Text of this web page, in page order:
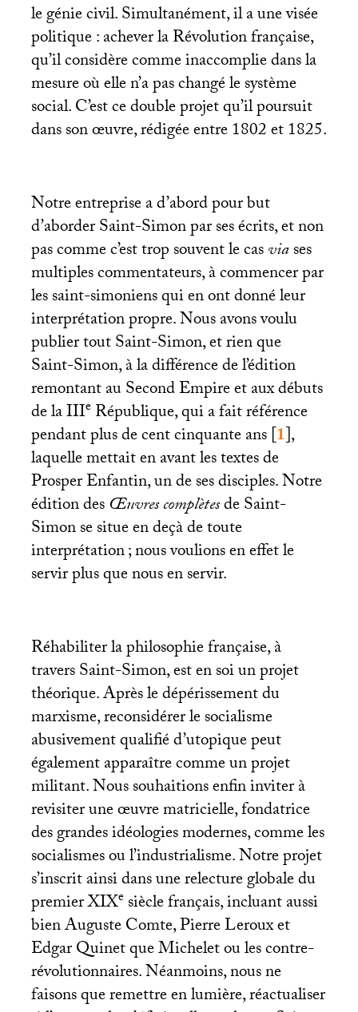
le génie civil. Simultanément, il a une visée
politique : achever la Révolution française,
qu’il considère comme inaccomplie dans la
mesure où elle n’a pas changé le système
social. C’est ce double projet qu’il poursuit
dans son œuvre, rédigée entre 1802 et 1825.
Notre entreprise a d’abord pour but
d’aborder Saint-Simon par ses écrits, et non
pas comme c’est trop souvent le casviases
multiples commentateurs, à commencer par
les saint-simoniens qui en ont donné leur
interprétation propre. Nous avons voulu
publier tout Saint-Simon, et rien que
Saint-Simon, à la différence de l’édition
remontant au Second Empire et aux débuts
de laIIIeRépublique, qui a fait référence
pendant plus de cent cinquante ans[1],
laquelle mettait en avant les textes de
Prosper Enfantin, un de ses disciples. Notre
édition desŒuvres complètesde Saint-
Simon se situe en deçà de toute
interprétation; nous voulions en effet le
servir plus que nous en servir.
Réhabiliter la philosophie française, à
travers Saint-Simon, est en soi un projet
théorique. Après le dépérissement du
marxisme, reconsidérer le socialisme
abusivement qualifié d’utopique peut
également apparaître comme un projet
militant. Nous souhaitions enfin inviter à
revisiter une œuvre matricielle, fondatrice
des grandes idéologies modernes, comme les
socialismes ou l’industrialisme. Notre projet
s’inscrit ainsi dans une relecture globale du
premierXIXesiècle français, incluant aussi
bien Auguste Comte, Pierre Leroux et
Edgar Quinet que Michelet ou les contre-
révolutionnaires. Néanmoins, nous ne
faisons que remettre en lumière, réactualiser